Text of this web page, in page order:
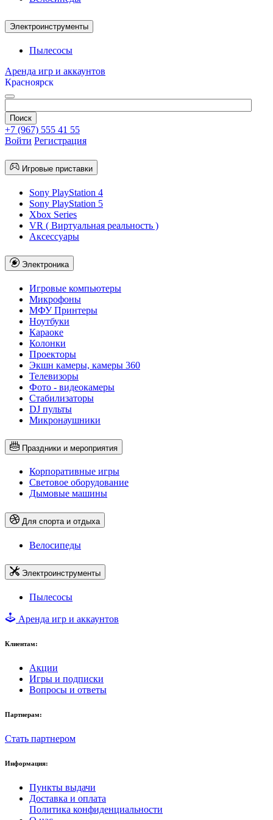
Электроинструменты
Пылесосы
Аренда игр и аккаунтов
Красноярск
+7 (967) 555 41 55
Войти Регистрация
Игровые приставки
Sony PlayStation 4
Sony PlayStation 5
Xbox Series
VR ( Виртуальная реальность )
Аксессуары
Электроника
Игровые компьютеры
Микрофоны
МФУ Принтеры
Ноутбуки
Караоке
Колонки
Проекторы
Экшн камеры, камеры 360
Телевизоры
Фото - видеокамеры
Стабилизаторы
DJ пульты
Микронаушники
Праздники и мероприятия
Корпоративные игры
Световое оборудование
Дымовые машины
Для спорта и отдыха
Велосипеды
Электроинструменты
Пылесосы
Аренда игр и аккаунтов
Клиентам:
Акции
Игры и подписки
Вопросы и ответы
Партнерам:
Стать партнером
Информация:
Пункты выдачи
Доставка и оплата
Политика конфиденциальности